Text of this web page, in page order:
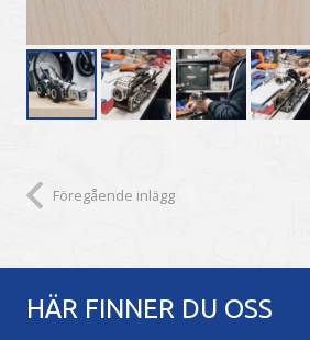
Föregående inlägg
HÄR FINNER DU OSS